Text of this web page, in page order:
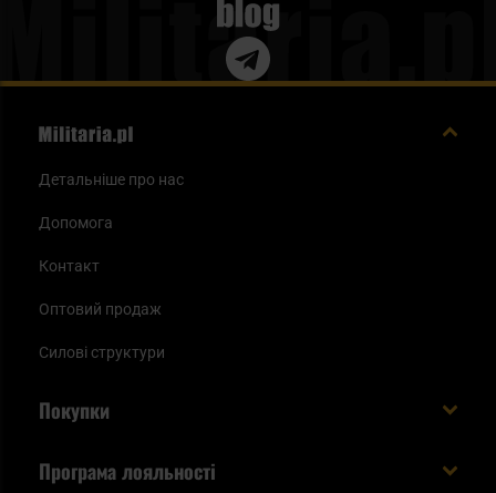
Blog
Детальніше про нас
Допомога
Контакт
Оптовий продаж
Силові структури
Покупки
Програма лояльності